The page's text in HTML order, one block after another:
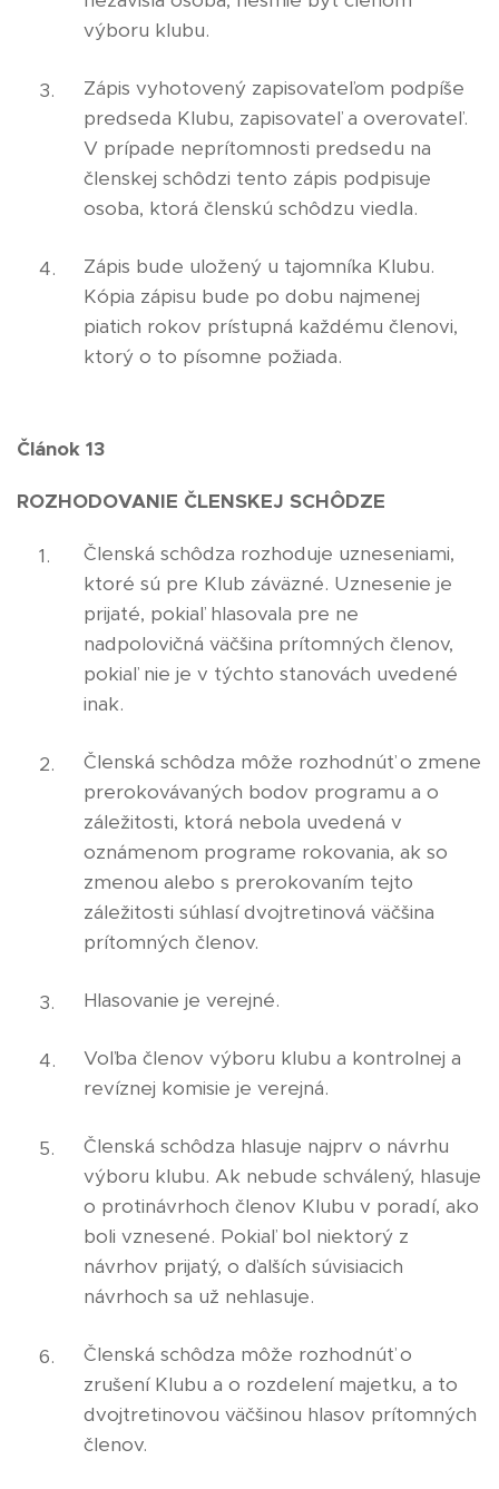
výboru klubu.
Zápis vyhotovený zapisovateľom podpíše
predseda Klubu, zapisovateľ a overovateľ.
V prípade neprítomnosti predsedu na
členskej schôdzi tento zápis podpisuje
osoba, ktorá členskú schôdzu viedla.
Zápis bude uložený u tajomníka Klubu.
Kópia zápisu bude po dobu najmenej
piatich rokov prístupná každému členovi,
ktorý o to písomne požiada.
Článok 13
ROZHODOVANIE ČLENSKEJ SCHÔDZE
Členská schôdza rozhoduje uzneseniami,
ktoré sú pre Klub záväzné. Uznesenie je
prijaté, pokiaľ hlasovala pre ne
nadpolovičná väčšina prítomných členov,
pokiaľ nie je v týchto stanovách uvedené
inak.
Členská schôdza môže rozhodnúť o zmene
prerokovávaných bodov programu a o
záležitosti, ktorá nebola uvedená v
oznámenom programe rokovania, ak so
zmenou alebo s prerokovaním tejto
záležitosti súhlasí dvojtretinová väčšina
prítomných členov.
Hlasovanie je verejné.
Voľba členov výboru klubu a kontrolnej a
revíznej komisie je verejná.
Členská schôdza hlasuje najprv o návrhu
výboru klubu. Ak nebude schválený, hlasuje
o protinávrhoch členov Klubu v poradí, ako
boli vznesené. Pokiaľ bol niektorý z
návrhov prijatý, o ďalších súvisiacich
návrhoch sa už nehlasuje.
Členská schôdza môže rozhodnúť o
zrušení Klubu a o rozdelení majetku, a to
dvojtretinovou väčšinou hlasov prítomných
členov.